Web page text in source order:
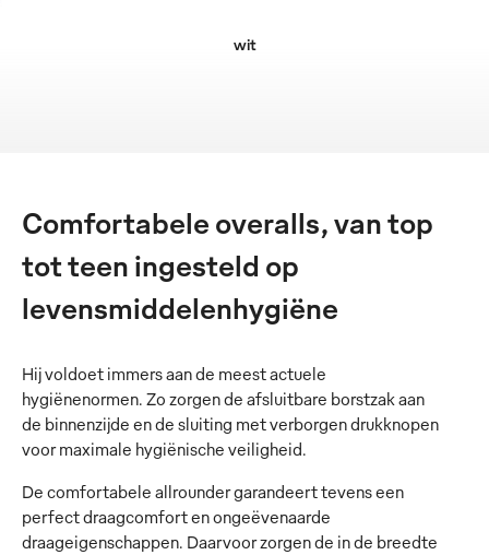
wit
Comfortabele overalls, van top
tot teen ingesteld op
levensmiddelenhygiëne
Hij voldoet immers aan de meest actuele
hygiënenormen. Zo zorgen de afsluitbare borstzak aan
de binnenzijde en de sluiting met verborgen drukknopen
voor maximale hygiënische veiligheid.
De comfortabele allrounder garandeert tevens een
perfect draagcomfort en ongeëvenaarde
draageigenschappen. Daarvoor zorgen de in de breedte